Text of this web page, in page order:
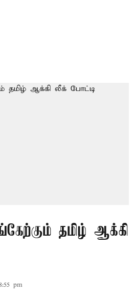
தமிழ் ஆக்கி
pm